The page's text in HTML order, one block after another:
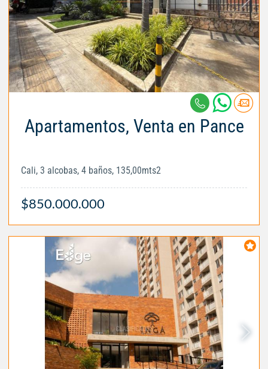
Apartamentos, Venta en Pance
Cali, 3 alcobas, 4 baños, 135,00mts2
$850.000.000